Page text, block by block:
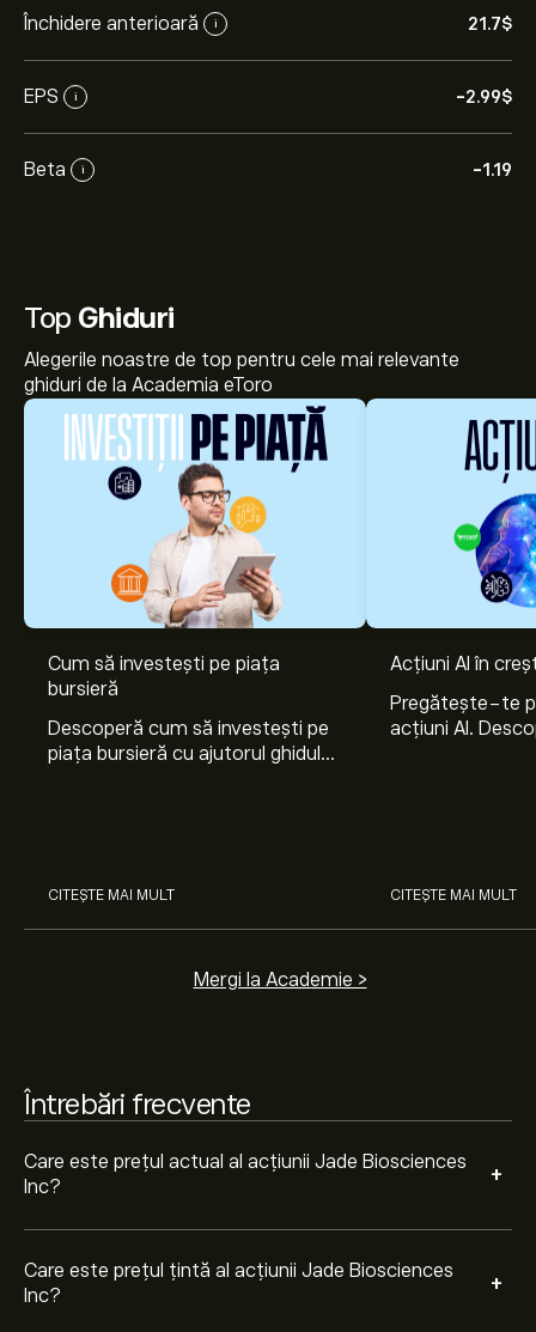
Închidere anterioară i 21.7‎$‎
EPS i -2.99‎$‎
Beta i -1.19
Top Ghiduri
Alegerile noastre de top pentru cele mai relevante
ghiduri de la Academia eToro
Cum să investești pe piața
bursieră
Descoperă cum să investești pe
piața bursieră cu ajutorul ghidului
CITEȘTE MAI MULT
Acțiuni AI în
Pregătește-te
acțiuni AI.
CITEȘTE MAI MULT
Mergi la Academie >
Întrebări frecvente
Care este prețul actual al acțiunii Jade Biosciences
Inc?
+
Prețul actual al acțiunilor JBIO este 21.70‎$‎.
Care este prețul țintă al acțiunii Jade Biosciences
Inc?
+
Analiștii oferă previziuni pentru acțiunile Jade
recente previziuni pentru mișcările viitoare de preț.
Pe baza recomandărilor a 9 analiști pentru JBIO în
puternică.